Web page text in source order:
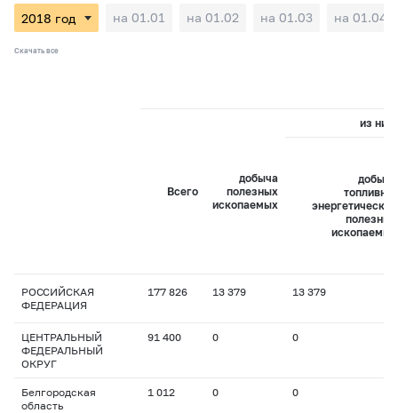
на 01.01 на 01.02 на 01.03 на 01.04
Скачать все
Всего
добыча
полезных
ископаемых
из них:
добыча
топливно-
энергетических
полезных
ископаемых
РОССИЙСКАЯ
ФЕДЕРАЦИЯ
177 826 13 379 13 379
ЦЕНТРАЛЬНЫЙ
ФЕДЕРАЛЬНЫЙ
ОКРУГ
91 400 0 0
Белгородская
область
1 012 0 0